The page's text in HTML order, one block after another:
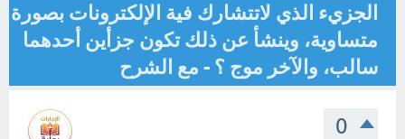
الجزيء الذي لاتتشارك فية الإلكترونات بصورة
متساوية، وينشأ عن ذلك تكون جزأين أحدهما
سالب، والآخر موج ؟ - مع الشرح
0